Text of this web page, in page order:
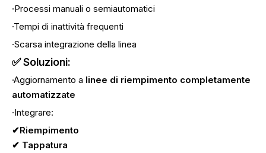
·Processi manuali o semiautomatici
·Tempi di inattività frequenti
·Scarsa integrazione della linea
✅ Soluzioni:
·Aggiornamento a linee di riempimento completamente
automatizzate
·Integrare:
✔Riempimento
✔ Tappatura